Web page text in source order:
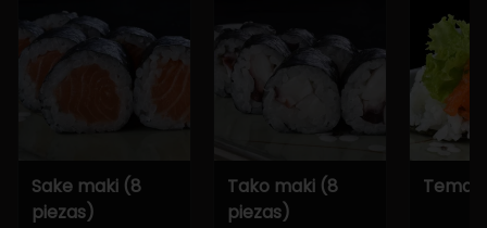
Sake maki (8
piezas)
Tako maki (8
piezas)